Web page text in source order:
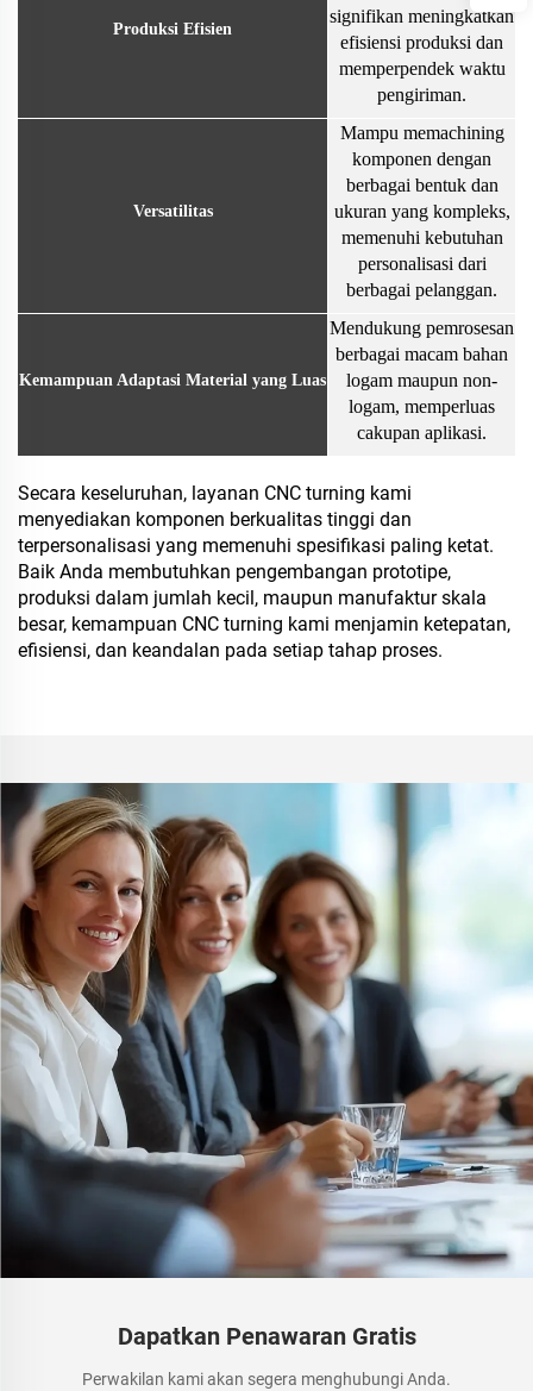
Produksi Efisien
signifikan meningkatkan
efisiensi produksi dan
memperpendek waktu
pengiriman.
Versatilitas
Mampu memachining
komponen dengan
berbagai bentuk dan
ukuran yang kompleks,
memenuhi kebutuhan
personalisasi dari
berbagai pelanggan.
Kemampuan Adaptasi Material yang Luas
Mendukung pemrosesan
berbagai macam bahan
logam maupun non-
logam, memperluas
cakupan aplikasi.
Secara keseluruhan, layanan CNC turning kami
menyediakan komponen berkualitas tinggi dan
terpersonalisasi yang memenuhi spesifikasi paling ketat.
Baik Anda membutuhkan pengembangan prototipe,
produksi dalam jumlah kecil, maupun manufaktur skala
besar, kemampuan CNC turning kami menjamin ketepatan,
efisiensi, dan keandalan pada setiap tahap proses.
Dapatkan Penawaran Gratis
Perwakilan kami akan segera menghubungi Anda.